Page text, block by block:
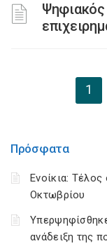
1
Πρόσφατα
Ενοίκια:
Οκτωβρίου
ανάδειξη της